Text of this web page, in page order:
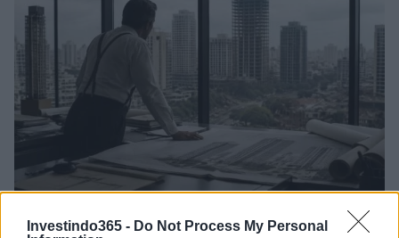
Investindo365 - Do Not Process My Personal
Crescimento de 131% nos investimentos imobiliários em São
Paulo entre 2026 e 2026